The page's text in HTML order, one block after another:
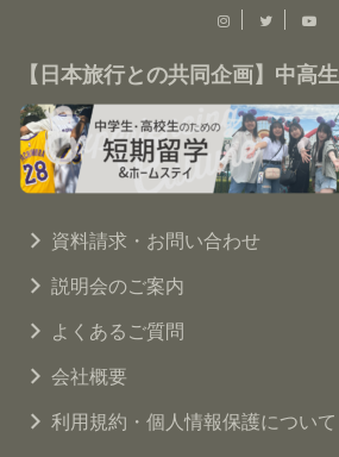
【日本旅行との共同企画】中高
資料請求・お問い合わせ
説明会のご案内
よくあるご質問
会社概要
利用規約・個人情報保護について